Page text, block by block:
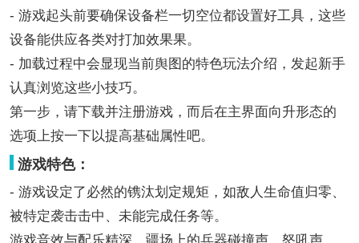
- 游戏起头前要确保设备栏一切空位都设置好工具，这些
设备能供应各类对打加效果果。
- 加载过程中会显现当前舆图的特色玩法介绍，发起新手
认真浏览这些小技巧。
第一步，请下载并注册游戏，而后在主界面向升形态的
选项上按一下以提高基础属性吧。
游戏特色：
- 游戏设定了必然的镌汰划定规矩，如敌人生命值归零、
被特定袭击击中、未能完成任务等。